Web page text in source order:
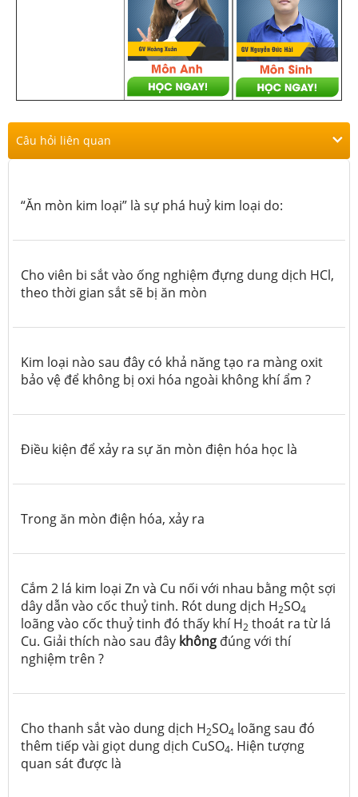
Câu hỏi liên quan
“Ăn mòn kim loại” là sự phá huỷ kim loại do:
Cho viên bi sắt vào ống nghiệm đựng dung dịch HCl,
theo thời gian sắt sẽ bị ăn mòn
Kim loại nào sau đây có khả năng tạo ra màng oxit
bảo vệ để không bị oxi hóa ngoài không khí ẩm ?
Điều kiện để xảy ra sự ăn mòn điện hóa học là
Trong ăn mòn điện hóa, xảy ra
Cắm 2 lá kim loại Zn và Cu nối với nhau bằng một sợi
dây dẫn vào cốc thuỷ tinh. Rót dung dịch H2SO4
loãng vào cốc thuỷ tinh đó thấy khí H2 thoát ra từ lá
Cu. Giải thích nào sau đây không đúng với thí
nghiệm trên ?
Cho thanh sắt vào dung dịch H2SO4 loãng sau đó
thêm tiếp vài giọt dung dịch CuSO4. Hiện tượng
quan sát được là